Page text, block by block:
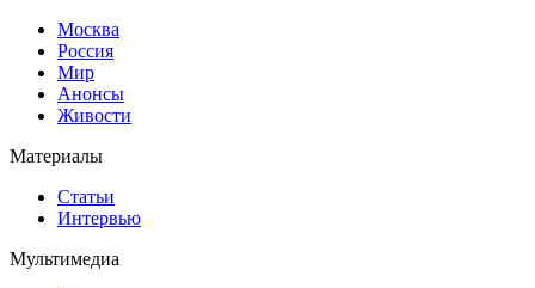
Москва
Россия
Мир
Анонсы
Живости
Материалы
Статьи
Интервью
Мультимедиа